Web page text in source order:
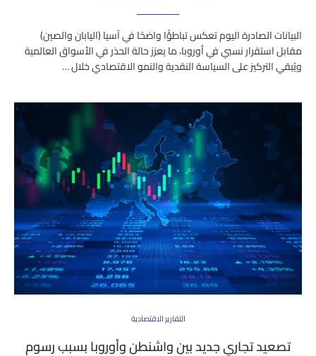
البيانات الصادرة اليوم تعكس تباطؤًا واضحًا في آسيا (اليابان والصين)
مقابل استقرار نسبي في أوروبا، ما يعزز حالة الحذر في الأسواق العالمية
ويُبقي التركيز على السياسة النقدية والنمو الاقتصادي خلال …
التقارير الاقتصادية
تصعيد تجاري جديد بين واشنطن وأوروبا بسبب رسوم